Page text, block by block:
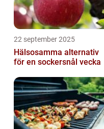
22 september 2025
Hälsosamma alternativ
för en sockersnål vecka